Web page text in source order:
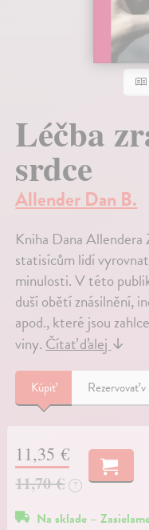
Léčba
srdce
Allender Dan B.
Kniha Dana Allendera
statisícům lidí
minulosti. V této
duší obětí znásilnění,
apod., které jsou
viny.Čítať ďalej↓
Kúpiť Rezervovať
11,35 €
11,70 €
?
Na sklade –